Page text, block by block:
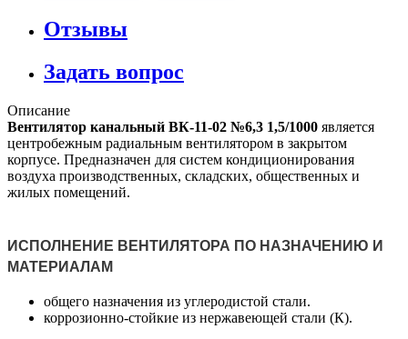
Отзывы
Задать вопрос
Описание
Вентилятор канальный ВК-11-02 №6,3 1,5/1000 является
центробежным радиальным вентилятором в закрытом
корпусе. Предназначен для систем кондиционирования
воздуха производственных, складских, общественных и
жилых помещений.
ИСПОЛНЕНИЕ ВЕНТИЛЯТОРА ПО НАЗНАЧЕНИЮ И
МАТЕРИАЛАМ
общего назначения из углеродистой стали.
коррозионно-стойкие из нержавеющей стали (К).